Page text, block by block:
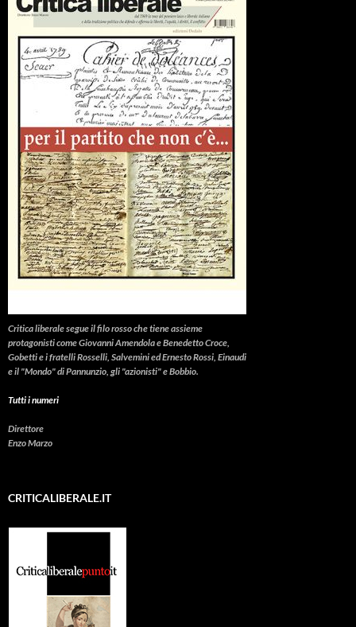
Critica liberalesegue il filo rosso che tiene assieme
protagonisti come Giovanni Amendola e Benedetto Croce,
Gobetti e i fratelli Rosselli, Salvemini ed Ernesto Rossi, Einaudi
e il "Mondo" di Pannunzio, gli "azionisti" e Bobbio.
Tutti i numeri
Direttore
Enzo Marzo
CRITICALIBERALE.IT